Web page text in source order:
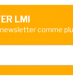
LMI
comme